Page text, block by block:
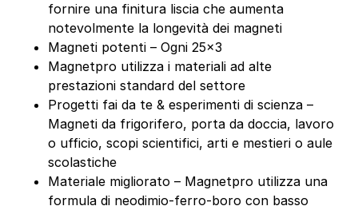
fornire una finitura liscia che aumenta
notevolmente la longevità dei magneti
Magneti potenti – Ogni 25×3
Magnetpro utilizza i materiali ad alte
prestazioni standard del settore
Progetti fai da te & esperimenti di scienza –
Magneti da frigorifero, porta da doccia, lavoro
o ufficio, scopi scientifici, arti e mestieri o aule
scolastiche
Materiale migliorato – Magnetpro utilizza una
formula di neodimio-ferro-boro con basso